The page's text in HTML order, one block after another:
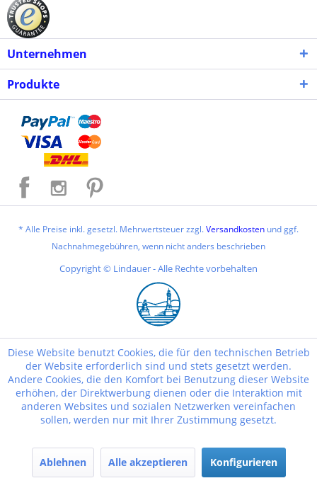
Unternehmen
Produkte
* Alle Preise inkl. gesetzl. Mehrwertsteuer zzgl.Versandkosten und ggf.
Nachnahmegebühren, wenn nicht anders beschrieben
Copyright © Lindauer - Alle Rechte vorbehalten
Diese Website benutzt Cookies, die für den technischen Betrieb
der Website erforderlich sind und stets gesetzt werden.
Andere Cookies, die den Komfort bei Benutzung dieser Website
erhöhen, der Direktwerbung dienen oder die Interaktion mit
anderen Websites und sozialen Netzwerken vereinfachen
sollen, werden nur mit Ihrer Zustimmung gesetzt.
Ablehnen Alle akzeptieren Konfigurieren